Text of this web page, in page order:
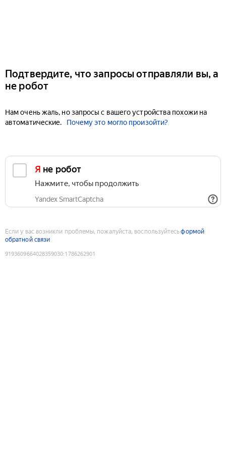
Подтвердите, что запросы отправляли вы, а
не робот
Нам очень жаль, но запросы с вашего устройства похожи на
автоматические.
Почему это могло произойти?
Я не робот
Нажмите, чтобы продолжить
Yandex SmartCaptcha
Если у вас возникли проблемы, пожалуйста, воспользуйтесьформой
обратной связи
9193609664028359030:1786262901